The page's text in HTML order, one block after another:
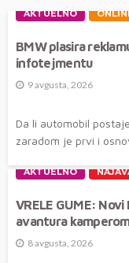
AKTUELNO
BMW plasira
infotejmentu
9 avgusta, 2026
Da li automobil
zaradom je prvi i
AKTUELNO
VRELE GUME:
avantura
8 avgusta, 2026